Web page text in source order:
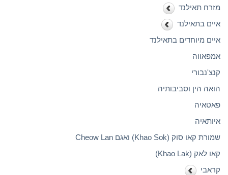
מזרח תאילנד
איים בתאילנד
איים מיוחדים בתאילנד
אמפאווה
קנצ'נבורי
הואה הין וסביבותיה
פאטאיה
איותאיה
שמורת קאו סוק (Khao Sok) ואגם Cheow Lan
קאו לאק (Khao Lak)
קראבי